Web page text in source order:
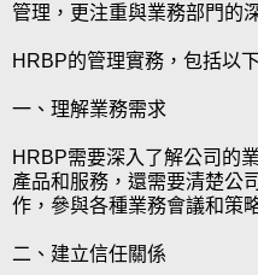
管理，更注重與業務部門的
HRBP的管理實務，包括以下
一、理解業務需求
HRBP需要深入了解公司的
產品和服務，還需要清楚公
作，參與各種業務會議和策
二、建立信任關係